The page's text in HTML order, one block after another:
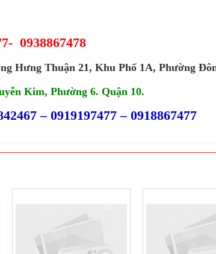
0938867478
Hưng Thuận 21, Khu Phố 1A, Phường
Kim, Phường 6. Quận 10.
– 0919197477 – 0918867477